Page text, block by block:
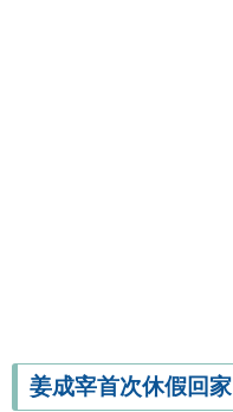
姜成宰首次休假回家